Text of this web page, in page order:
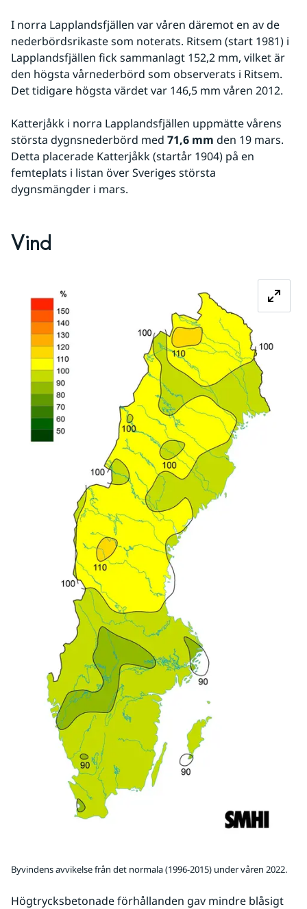
I norra Lapplandsfjällen var våren däremot en av de
nederbördsrikaste som noterats. Ritsem (start 1981) i
Lapplandsfjällen fick sammanlagt 152,2 mm, vilket är
den högsta vårnederbörd som observerats i Ritsem.
Det tidigare högsta värdet var 146,5 mm våren 2012.
Katterjåkk i norra Lapplandsfjällen uppmätte vårens
största dygnsnederbörd med 71,6 mm den 19 mars.
Detta placerade Katterjåkk (startår 1904) på en
femteplats i listan över Sveriges största
dygnsmängder i mars.
Vind
Byvindens avvikelse från det normala (1996-2015) under våren 2022.
Högtrycksbetonade förhållanden gav mindre blåsigt